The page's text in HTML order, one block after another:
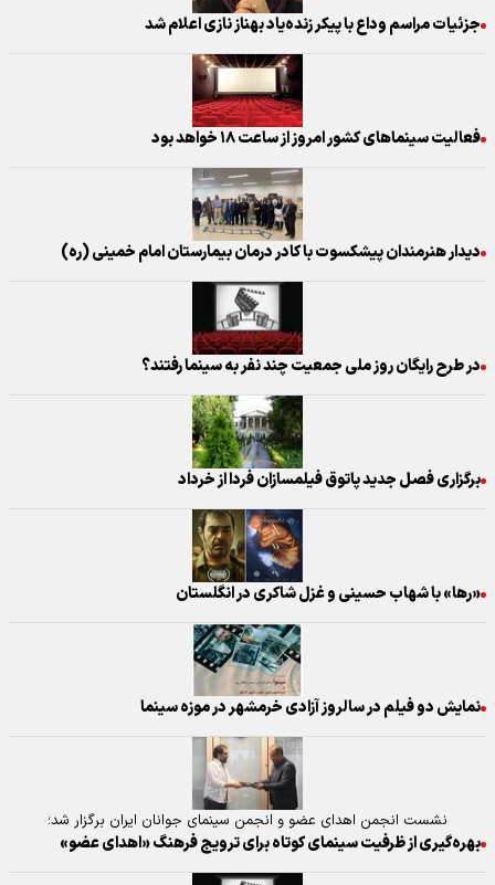
جزئیات مراسم وداع با پیکر زنده‌یاد بهناز نازی اعلام شد
فعالیت سینما‌های کشور امروز از ساعت ۱۸ خواهد بود
دیدار هنرمندان پیشکسوت با کادر درمان بیمارستان امام خمینی (ره)
در طرح رایگان روز ملی جمعیت چند نفر به سینما رفتند؟
برگزاری فصل جدید پاتوق فیلمسازان فردا از خرداد
«رها» با شهاب حسینی و غزل شاکری در انگلستان
نمایش دو فیلم در سالروز آزادی خرمشهر در موزه سینما
نشست انجمن اهدای عضو و انجمن سینمای جوانان ایران برگزار شد؛
بهره‌گیری از ظرفیت سینمای کوتاه برای ترویج فرهنگ «اهدای عضو»